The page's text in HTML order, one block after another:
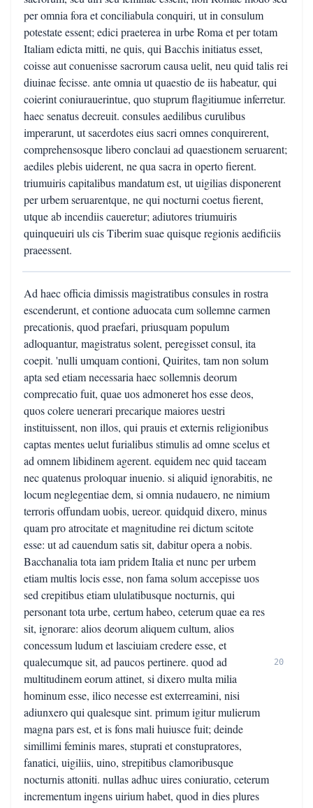
per omnia fora et conciliabula conquiri, ut in consulum
potestate essent; edici praeterea in urbe Roma et per totam
Italiam edicta mitti, ne quis, qui Bacchis initiatus esset,
coisse aut conuenisse sacrorum causa uelit, neu quid talis rei
diuinae fecisse. ante omnia ut quaestio de iis habeatur, qui
coierint coniurauerintue, quo stuprum flagitiumue inferretur.
haec senatus decreuit. consules aedilibus curulibus
imperarunt, ut sacerdotes eius sacri omnes conquirerent,
comprehensosque libero conclaui ad quaestionem seruarent;
aediles plebis uiderent, ne qua sacra in operto fierent.
triumuiris capitalibus mandatum est, ut uigilias disponerent
per urbem seruarentque, ne qui nocturni coetus fierent,
utque ab incendiis caueretur; adiutores triumuiris
quinqueuiri uls cis Tiberim suae quisque regionis aedificiis
praeessent.
Ad haec officia dimissis magistratibus consules in rostra
escenderunt, et contione aduocata cum sollemne carmen
precationis, quod praefari, priusquam populum
adloquantur, magistratus solent, peregisset consul, ita
coepit. 'nulli umquam contioni, Quirites, tam non solum
apta sed etiam necessaria haec sollemnis deorum
comprecatio fuit, quae uos admoneret hos esse deos,
quos colere uenerari precarique maiores uestri
instituissent, non illos, qui prauis et externis religionibus
captas mentes uelut furialibus stimulis ad omne scelus et
ad omnem libidinem agerent. equidem nec quid taceam
nec quatenus proloquar inuenio. si aliquid ignorabitis, ne
locum neglegentiae dem, si omnia nudauero, ne nimium
terroris offundam uobis, uereor. quidquid dixero, minus
quam pro atrocitate et magnitudine rei dictum scitote
esse: ut ad cauendum satis sit, dabitur opera a nobis.
Bacchanalia tota iam pridem Italia et nunc per urbem
etiam multis locis esse, non fama solum accepisse uos
sed crepitibus etiam ululatibusque nocturnis, qui
personant tota urbe, certum habeo, ceterum quae ea res
sit, ignorare: alios deorum aliquem cultum, alios
concessum ludum et lasciuiam credere esse, et
qualecumque sit, ad paucos pertinere. quod ad
multitudinem eorum attinet, si dixero multa milia
hominum esse, ilico necesse est exterreamini, nisi
adiunxero qui qualesque sint. primum igitur mulierum
magna pars est, et is fons mali huiusce fuit; deinde
simillimi feminis mares, stuprati et constupratores,
fanatici, uigiliis, uino, strepitibus clamoribusque
nocturnis attoniti. nullas adhuc uires coniuratio, ceterum
incrementum ingens uirium habet, quod in dies plures
20